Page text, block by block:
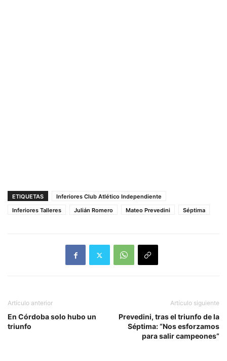
ETIQUETAS
Inferiores Club Atlético Independiente
Inferiores Talleres
Julián Romero Mateo Prevedini Séptima
Artículo anterior
En Córdoba solo hubo un
triunfo
Artículo siguiente
Prevedini, tras el triunfo de la
Séptima: “Nos esforzamos
para salir campeones”